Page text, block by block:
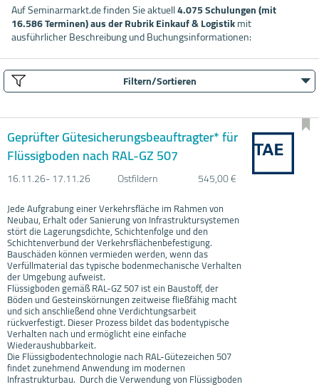
Auf Seminarmarkt.de finden Sie aktuell4.075 Schulungen (mit
16.586 Terminen) aus der Rubrik Einkauf & Logistikmit
ausführlicher Beschreibung und Buchungsinformationen:
Filtern/Sortieren
Geprüfter Gütesicherungsbeauftragter* für
Flüssigboden nach RAL-GZ 507
16.11.26- 17.11.26 Ostfildern 545,00 €
Jede Aufgrabung einer Verkehrsfläche im Rahmen von
Neubau, Erhalt oder Sanierung von Infrastruktursystemen
stört die Lagerungsdichte, Schichtenfolge und den
Schichtenverbund der Verkehrsflächenbefestigung.
Bauschäden können vermieden werden, wenn das
Verfüllmaterial das typische bodenmechanische Verhalten
der Umgebung aufweist.
Flüssigboden gemäß RAL-GZ 507 ist ein Baustoff, der
Böden und Gesteinskörnungen zeitweise fließfähig macht
und sich anschließend ohne Verdichtungsarbeit
rückverfestigt. Dieser Prozess bildet das bodentypische
Verhalten nach und ermöglicht eine einfache
Wiederaushubbarkeit.
Die Flüssigbodentechnologie nach RAL-Gütezeichen 507
findet zunehmend Anwendung im modernen
Infrastrukturbau. Durch die Verwendung von Flüssigboden